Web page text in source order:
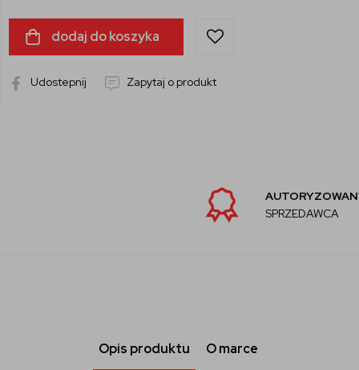
dodaj do koszyka
Udostepnij Zapytaj o produkt
AUTORYZOWANY
SPRZEDAWCA
Opis produktu O marce